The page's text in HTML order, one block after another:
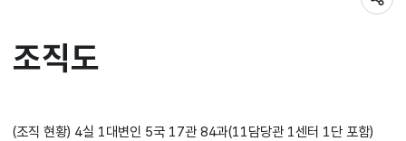
조직도
(조직 현황) 4실 1대변인 5국 17관 84과(11담당관 1센터 1단 포함)